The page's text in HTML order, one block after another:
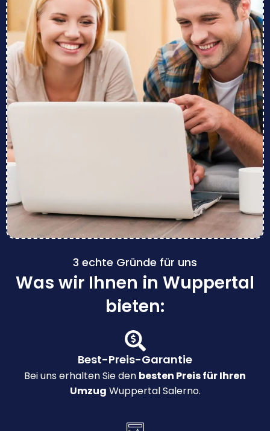
3 echte Gründe für uns
Was wir Ihnen in Wuppertal
bieten:
Best-Preis-Garantie
Bei uns erhalten Sie den besten Preis für Ihren
Umzug Wuppertal Salerno.